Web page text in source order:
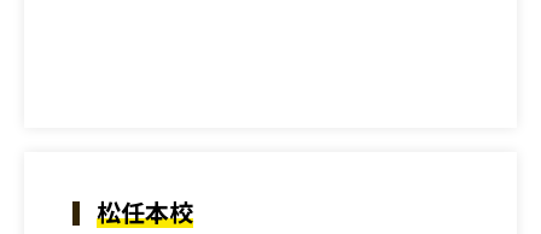
松任本校